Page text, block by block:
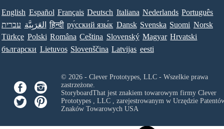
English Español Français Deutsch Italiana Nederlands Português
עברית العَرَبِيَّة हिन्दी ру́сский язы́к Dansk Svenska Suomi Norsk
Türkçe Polski Româna Ceština Slovenský Magyar Hrvatski
български Lietuvos Slovenščina Latvijas eesti
© 2026 - Clever Prototypes, LLC - Wszelkie prawa
zastrzeżone.
StoryboardThat jest znakiem towarowym firmy Clever
Prototypes , LLC, zarejestrowanym w Urzędzie
Znaków Towarowych USA